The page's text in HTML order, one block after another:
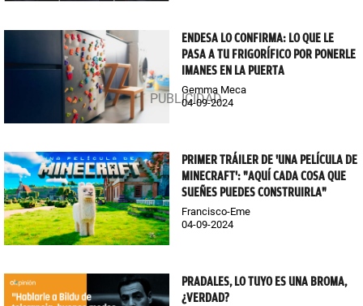
ENDESA LO CONFIRMA: LO QUE LE
PASA A TU FRIGORÍFICO POR PONERLE
IMANES EN LA PUERTA
Gemma Meca
04-09-2024
PRIMER TRÁILER DE 'UNA PELÍCULA DE
MINECRAFT': "AQUÍ CADA COSA QUE
SUEÑES PUEDES CONSTRUIRLA"
Francisco-Eme
04-09-2024
PRADALES, LO TUYO ES UNA BROMA,
¿VERDAD?